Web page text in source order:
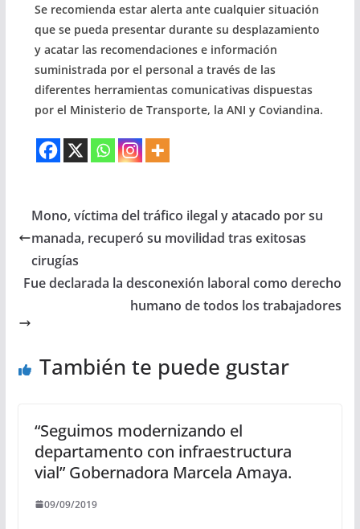
Se recomienda estar alerta ante cualquier situación
que se pueda presentar durante su desplazamiento
y acatar las recomendaciones e información
suministrada por el personal a través de las
diferentes herramientas comunicativas dispuestas
por el Ministerio de Transporte, la ANI y Coviandina.
Mono, víctima del tráfico ilegal y atacado por su
manada, recuperó su movilidad tras exitosas
cirugías
Fue declarada la desconexión laboral como derecho
humano de todos los trabajadores
También te puede gustar
“Seguimos modernizando el
departamento con infraestructura
vial” Gobernadora Marcela Amaya.
09/09/2019